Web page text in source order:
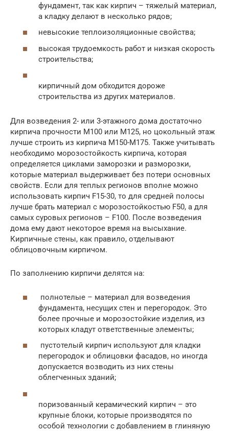
фундамент, так как кирпич – тяжелый материал,
а кладку делают в несколько рядов;
невысокие теплоизоляционные свойства;
высокая трудоемкость работ и низкая скорость
строительства;
кирпичный дом обходится дороже
строительства из других материалов.
Для возведения 2- или 3-этажного дома достаточно
кирпича прочности М100 или М125, но цокольный этаж
лучше строить из кирпича М150-М175. Также учитывать
необходимо морозостойкость кирпича, которая
определяется циклами заморозки и разморозки,
которые материал выдерживает без потери основных
свойств. Если для теплых регионов вполне можно
использовать кирпич F15-30, то для средней полосы
лучше брать материал с морозостойкостью F50, а для
самых суровых регионов – F100. После возведения
дома ему дают некоторое время на высыхание.
Кирпичные стены, как правило, отделывают
облицовочным кирпичом.
По заполнению кирпичи делятся на:
полнотелые – материал для возведения
фундамента, несущих стен и перегородок. Это
более прочные и морозостойкие изделия, из
которых кладут ответственные элементы;
пустотелый кирпич используют для кладки
перегородок и облицовки фасадов, но иногда
допускается возводить из них стены
облегченных зданий;
поризованный керамический кирпич – это
крупные блоки, которые производятся по
особой технологии с добавлением в глиняную